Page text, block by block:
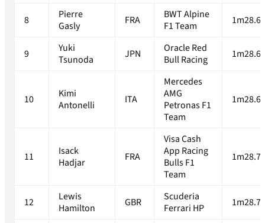
8
Pierre
Gasly
FRA
BWT Alpine
F1 Team
9
Yuki
Tsunoda
JPN
Oracle Red
Bull Racing
10
Kimi
Antonelli
ITA
Mercedes
AMG
Petronas F1
Team
11
Isack
Hadjar
FRA
Visa Cash
App Racing
Bulls F1
Team
12
Lewis
Hamilton
GBR
Scuderia
Ferrari HP